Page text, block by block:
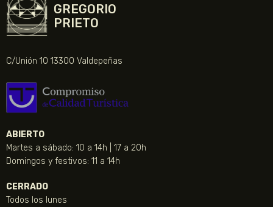
GREGORIO
PRIETO
C/Unión 10 13300 Valdepeñas
ABIERTO
Martes a sábado: 10 a 14h | 17 a 20h
Domingos y festivos: 11 a 14h
CERRADO
Todos los lunes